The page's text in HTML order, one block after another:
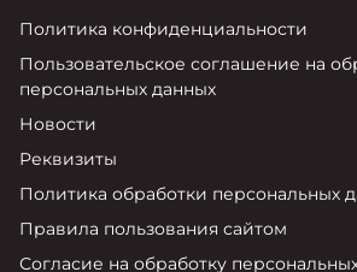
Политика конфиденциальности
Пользовательское соглашение на
персональных данных
Новости
Реквизиты
Политика обработки персональных
Правила пользования сайтом
Согласие на обработку